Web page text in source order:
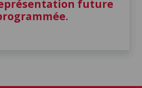
future